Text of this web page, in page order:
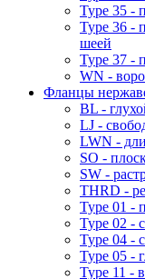
Type 35 -
Type 36 -
шеей
Type 37 -
WN -
Фланцы
BL -
LJ -
LWN -
SO -
SW -
THRD -
Type 01 -
Type 02 -
Type 04 -
Type 05 -
Type 11 -